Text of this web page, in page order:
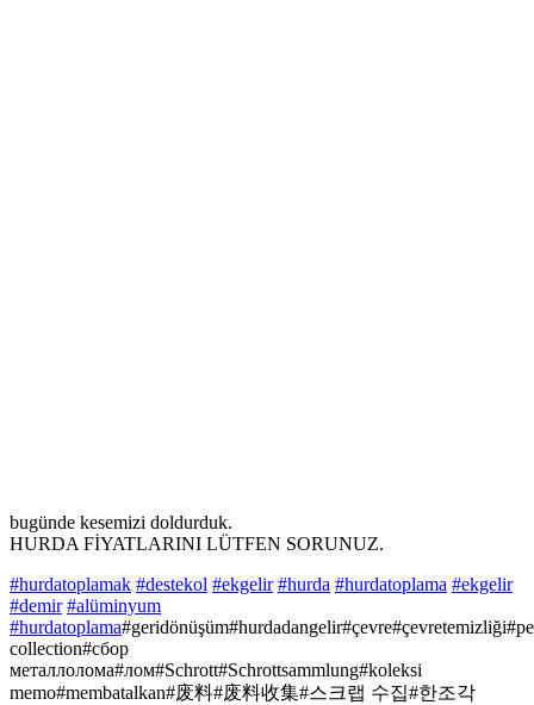
bugünde kesemizi doldurduk.
HURDA FİYATLARINI LÜTFEN SORUNUZ.
#hurdatoplamak #destekol #ekgelir #hurda #hurdatoplama #ekgelir
#demir #alüminyum
#hurdatoplama
collection#сбор
металлолома#лом#Schrott#Schrottsammlung#koleksi
memo#membatalkan#废料#废料收集#스크랩 수집#한조각